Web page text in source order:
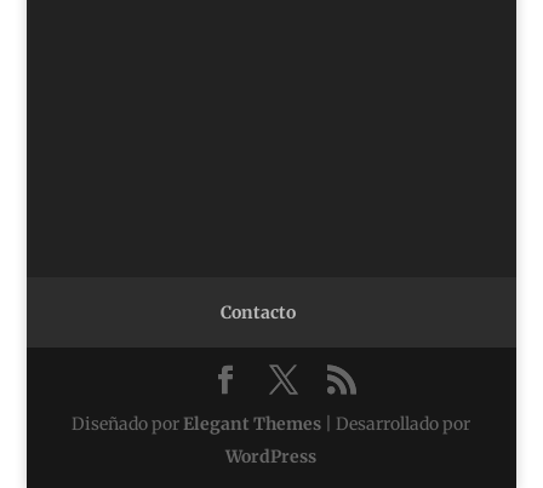
Contacto
Diseñado porElegant Themes | Desarrollado por
WordPress